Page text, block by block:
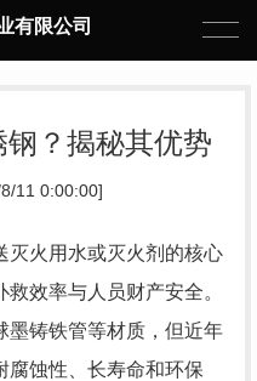
有限公司
？揭秘其优势
11 0:00:00]
灭火用水或灭火剂的核心
效率与人员财产安全。
墨铸铁管等材质，但近年
腐蚀性、长寿命和环保